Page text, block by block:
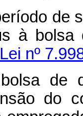
de
à bolsa
nº
de
do